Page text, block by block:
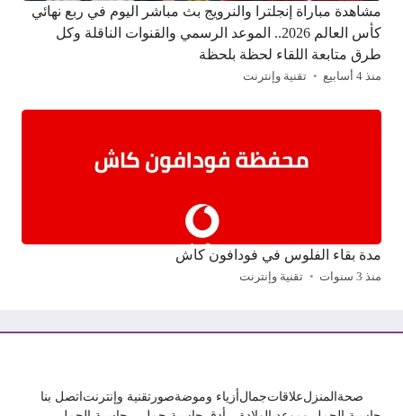
مشاهدة مباراة إنجلترا والنرويج بث مباشر اليوم في ربع نهائي
كأس العالم 2026.. الموعد الرسمي والقنوات الناقلة وكل
طرق متابعة اللقاء لحظة بلحظة
منذ 4 أسابيع تقنية وإنترنت
مدة بقاء الفلوس في فودافون كاش
منذ 3 سنوات تقنية وإنترنت
صحةالمنزلعلاقاتجمالأزياء وموضةصورتقنية وإنترنتاتصل بنا